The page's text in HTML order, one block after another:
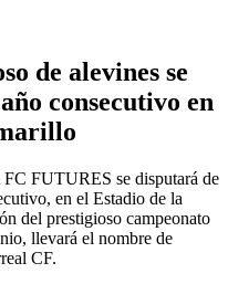
de alevines se
consecutivo en
FUTURES se disputará de
en el Estadio de la
del prestigioso campeonato
llevará el nombre de
CF.